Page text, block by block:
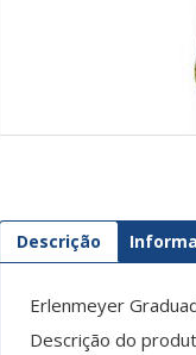
Descrição
Erlenmeyer
Descrição do